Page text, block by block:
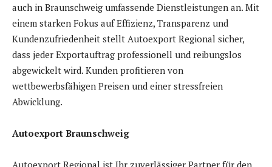
auch in Braunschweig umfassende Dienstleistungen an. Mit
einem starken Fokus auf Effizienz, Transparenz und
Kundenzufriedenheit stellt Autoexport Regional sicher,
dass jeder Exportauftrag professionell und reibungslos
abgewickelt wird. Kunden profitieren von
wettbewerbsfähigen Preisen und einer stressfreien
Abwicklung.
Autoexport Braunschweig